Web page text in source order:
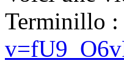
Terminillo :